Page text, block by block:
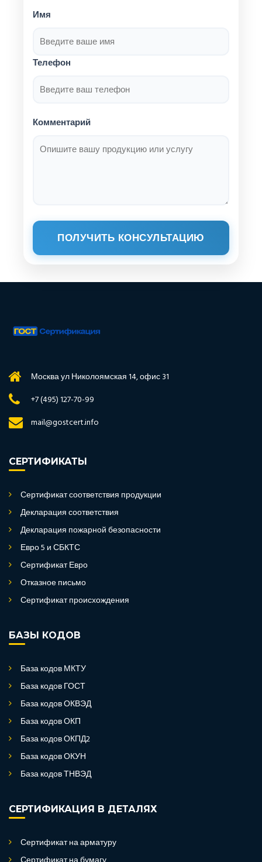
Имя
Телефон
Комментарий
ПОЛУЧИТЬ КОНСУЛЬТАЦИЮ
Москва ул Николоямская 14, офис 31
+7 (495) 127-70-99
mail@gostcert.info
СЕРТИФИКАТЫ
Сертификат соответствия продукции
Декларация соответствия
Декларация пожарной безопасности
Евро 5 и СБКТС
Сертификат Евро
Отказное письмо
Сертификат происхождения
БАЗЫ КОДОВ
База кодов МКТУ
База кодов ГОСТ
База кодов ОКВЭД
База кодов ОКП
База кодов ОКПД2
База кодов ОКУН
База кодов ТНВЭД
СЕРТИФИКАЦИЯ В ДЕТАЛЯХ
Сертификат на арматуру